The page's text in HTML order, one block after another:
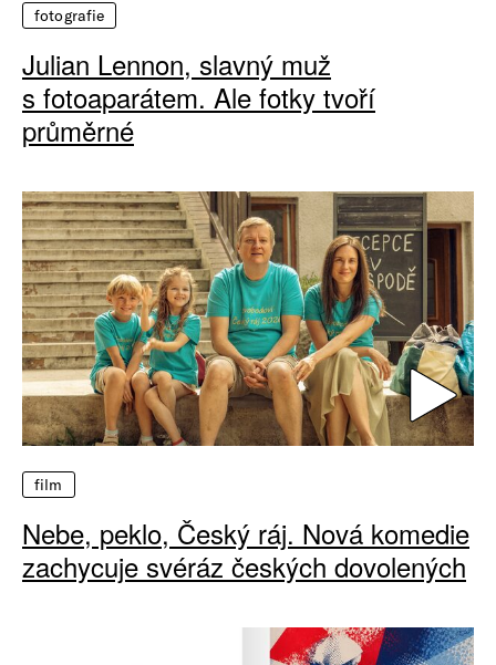
fotografie
Julian Lennon, slavný muž
s fotoaparátem. Ale fotky tvoří
průměrné
film
Nebe, peklo, Český ráj. Nová komedie
zachycuje svéráz českých dovolených